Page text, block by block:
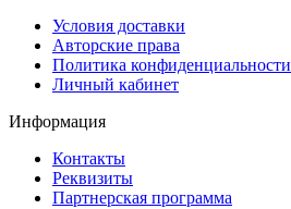
Условия доставки
Авторские права
Политика конфиденциальности
Личный кабинет
Информация
Контакты
Реквизиты
Партнерская программа